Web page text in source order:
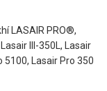
LASAIR PRO®,
III-350L, Lasair
5100, Lasair Pro 350